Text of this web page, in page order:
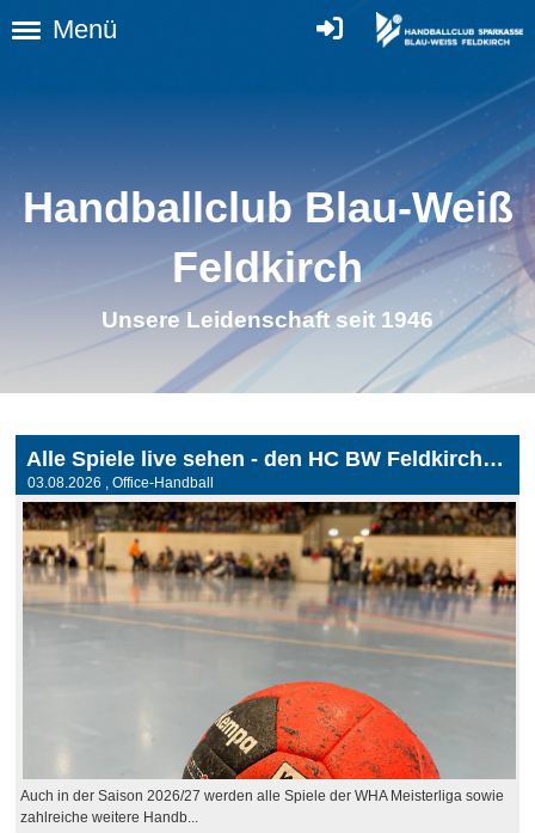
Menü
Handballclub Blau-Weiß
Feldkirch
Unsere Leidenschaft seit 1946
Alle Spiele live sehen - den HC BW Feldkirch unterstützen!
03.08.2026 , Office-Handball
Auch in der Saison 2026/27 werden alle Spiele der WHA Meisterliga sowie
zahlreiche weitere Handb...